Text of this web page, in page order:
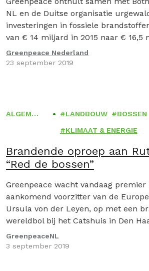
fossiele brandstoffen
NL en de Duitse organisatie
investeringen in fossiele
van € 14 miljard in 2015 naar € 16,5
Onderzoek door bureau Profundo, in
vier milieuorganisaties, laat zien dat
Greenpeace Nederland
23 september 2019
ALGEME
LANDBOUW BOSSEN
KLIMAAT & ENERGIE
Brandende oproep aan
“Red de bossen”
Greenpeace wacht vandaag premier
aankomend voorzitter van de
Ursula von der Leyen, op met een
wereldbol bij het Catshuis in Den
GreenpeaceNL
3 september 2019